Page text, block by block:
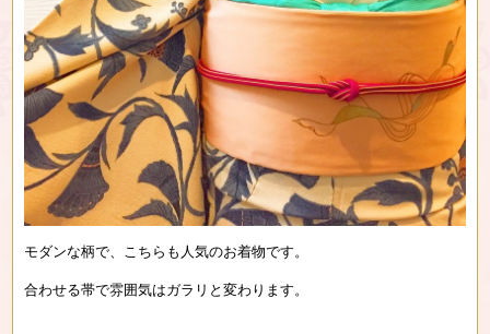
モダンな柄で、こちらも人気のお着物です。
合わせる帯で雰囲気はガラリと変わります。